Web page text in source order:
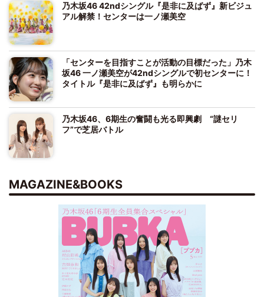
乃木坂46 42ndシングル『是非に及ばず』新ビジュ
アル解禁！センターは一ノ瀬美空
「センターを目指すことが活動の目標だった」乃木
坂46 一ノ瀬美空が42ndシングルで初センターに！
タイトル『是非に及ばず』も明らかに
乃木坂46、6期生の奮闘も光る即興劇 “謎セリ
フ”で芝居バトル
MAGAZINE&BOOKS